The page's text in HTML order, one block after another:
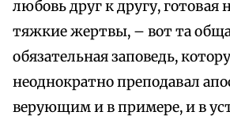
любовь друг к другу, готовая
тяжкие жертвы, – вот та
обязательная заповедь,
неоднократно преподавал
верующим и в примере, и в